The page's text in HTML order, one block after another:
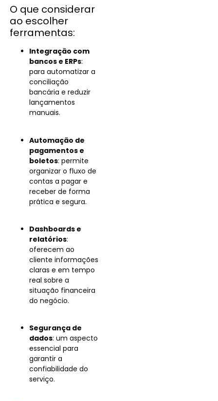
O que considerar
ao escolher
ferramentas:
Integração com
bancos e ERPs:
para automatizar a
conciliação
bancária e reduzir
lançamentos
manuais.
Automação de
pagamentos e
boletos: permite
organizar o fluxo de
contas a pagar e
receber de forma
prática e segura.
Dashboards e
relatórios:
oferecem ao
cliente informações
claras e em tempo
real sobre a
situação financeira
do negócio.
Segurança de
dados: um aspecto
essencial para
garantir a
confiabilidade do
serviço.